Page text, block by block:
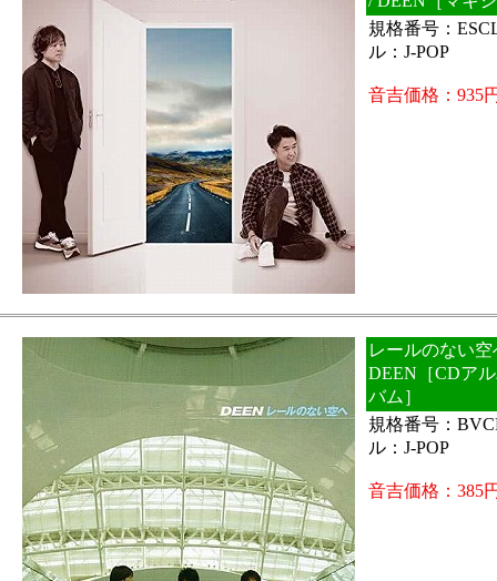
規格番号：
ル：J-POP
音吉価格：935
レールのない
DEEN［CDア
バム］
規格番号：
ル：J-POP
音吉価格：385